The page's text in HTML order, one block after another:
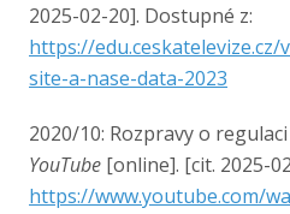
2025-02-20]. Dostupné z:
https://edu.ceskatelevize.cz/
site-a-nase-data-2023
2020/10: Rozpravy o
YouTube [online]. [cit. 2025-
https://www.youtube.com/